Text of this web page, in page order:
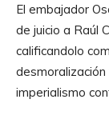
o
r
d
e
A
El embajador
de juicio a Raúl
calificandolo
imperialismo